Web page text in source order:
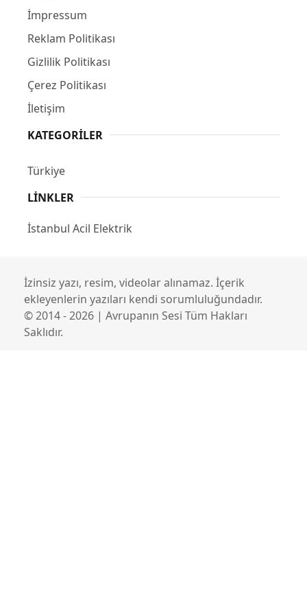
İmpressum
Reklam Politikası
Gizlilik Politikası
Çerez Politikası
İletişim
KATEGORILER
Türkiye
LINKLER
İstanbul Acil Elektrik
İzinsiz yazı, resim, videolar alınamaz. İçerik
ekleyenlerin yazıları kendi sorumluluğundadır.
© 2014 - 2026 | Avrupanın Sesi Tüm Hakları
Saklıdır.